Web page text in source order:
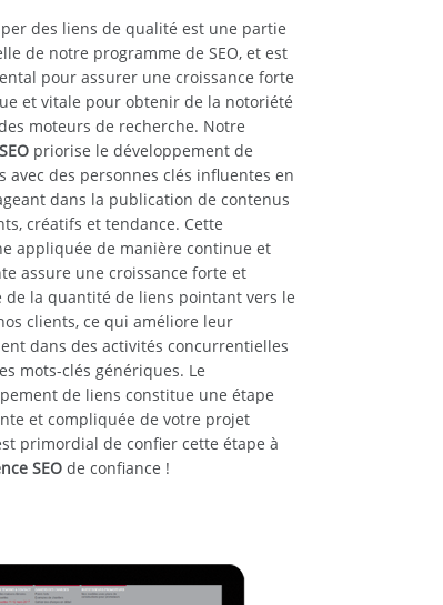
des liens de qualité est une partie
de notre programme de SEO, et est
pour assurer une croissance forte
et vitale pour obtenir de la notoriété
moteurs de recherche. Notre
priorise le développement de
avec des personnes clés influentes en
dans la publication de contenus
créatifs et tendance. Cette
appliquée de manière continue et
assure une croissance forte et
de la quantité de liens pointant vers le
clients, ce qui améliore leur
dans des activités concurrentielles
mots-clés génériques. Le
de liens constitue une étape
et compliquée de votre projet
primordial de confier cette étape à
SEO de confiance !